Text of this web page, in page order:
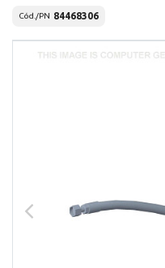
Cód./PN 84468306